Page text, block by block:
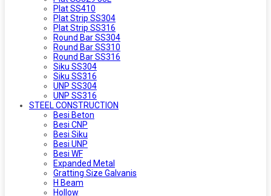
Plat SS410
Plat Strip SS304
Plat Strip SS316
Round Bar SS304
Round Bar SS310
Round Bar SS316
Siku SS304
Siku SS316
UNP SS304
UNP SS316
STEEL CONSTRUCTION
Besi Beton
Besi CNP
Besi Siku
Besi UNP
Besi WF
Expanded Metal
Gratting Size Galvanis
H Beam
Hollow